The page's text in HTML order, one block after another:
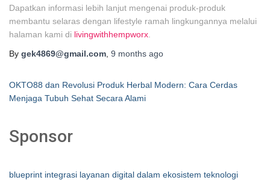
Dapatkan informasi lebih lanjut mengenai produk-produk
membantu selaras dengan lifestyle ramah lingkungannya melalui
halaman kami di livingwithhempworx
By gek4869@gmail.com 9 months ago
OKTO88 dan Revolusi Produk Herbal Modern: Cara Cerdas
Menjaga Tubuh Sehat Secara Alami
Sponsor
blueprint integrasi layanan digital dalam ekosistem teknologi